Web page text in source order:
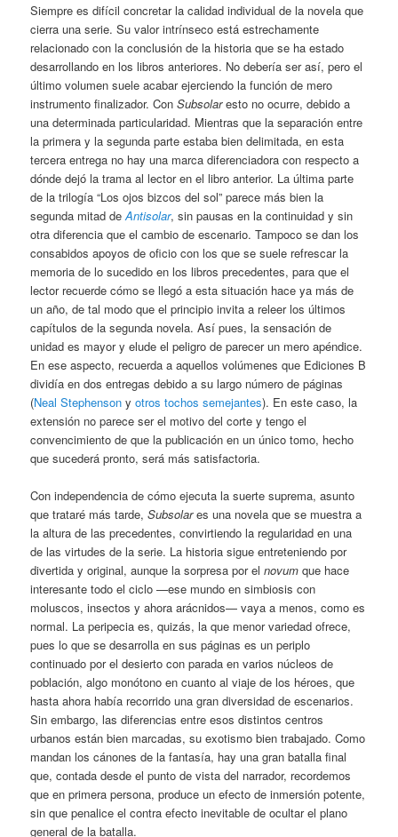
Siempre es difícil concretar la calidad individual de la novela que
cierra una serie. Su valor intrínseco está estrechamente
relacionado con la conclusión de la historia que se ha estado
desarrollando en los libros anteriores. No debería ser así, pero el
último volumen suele acabar ejerciendo la función de mero
instrumento finalizador. ConSubsolaresto no ocurre, debido a
una determinada particularidad. Mientras que la separación entre
la primera y la segunda parte estaba bien delimitada, en esta
tercera entrega no hay una marca diferenciadora con respecto a
dónde dejó la trama al lector en el libro anterior. La última parte
de la trilogía “Los ojos bizcos del sol” parece más bien la
segunda mitad deAntisolar, sin pausas en la continuidad y sin
otra diferencia que el cambio de escenario. Tampoco se dan los
consabidos apoyos de oficio con los que se suele refrescar la
memoria de lo sucedido en los libros precedentes, para que el
lector recuerde cómo se llegó a esta situación hace ya más de
un año, de tal modo que el principio invita a releer los últimos
capítulos de la segunda novela. Así pues, la sensación de
unidad es mayor y elude el peligro de parecer un mero apéndice.
En ese aspecto, recuerda a aquellos volúmenes que Ediciones B
dividía en dos entregas debido a su largo número de páginas
(Neal Stephenson yotros tochos semejantes). En este caso, la
extensión no parece ser el motivo del corte y tengo el
convencimiento de que la publicación en un único tomo, hecho
que sucederá pronto, será más satisfactoria.
Con independencia de cómo ejecuta la suerte suprema, asunto
que trataré más tarde,Subsolares una novela que se muestra a
la altura de las precedentes, convirtiendo la regularidad en una
de las virtudes de la serie. La historia sigue entreteniendo por
divertida y original, aunque la sorpresa por elnovum que hace
interesante todo el ciclo —ese mundo en simbiosis con
moluscos, insectos y ahora arácnidos— vaya a menos, como es
normal. La peripecia es, quizás, la que menor variedad ofrece,
pues lo que se desarrolla en sus páginas es un periplo
continuado por el desierto con parada en varios núcleos de
población, algo monótono en cuanto al viaje de los héroes, que
hasta ahora había recorrido una gran diversidad de escenarios.
Sin embargo, las diferencias entre esos distintos centros
urbanos están bien marcadas, su exotismo bien trabajado. Como
mandan los cánones de la fantasía, hay una gran batalla final
que, contada desde el punto de vista del narrador, recordemos
que en primera persona, produce un efecto de inmersión potente,
sin que penalice el contra efecto inevitable de ocultar el plano
general de la batalla.